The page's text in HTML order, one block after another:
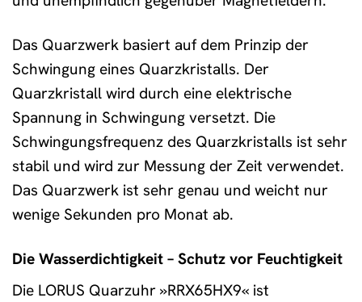
Das Quarzwerk basiert auf dem Prinzip der
Schwingung eines Quarzkristalls. Der
Quarzkristall wird durch eine elektrische
Spannung in Schwingung versetzt. Die
Schwingungsfrequenz des Quarzkristalls ist sehr
stabil und wird zur Messung der Zeit verwendet.
Das Quarzwerk ist sehr genau und weicht nur
wenige Sekunden pro Monat ab.
Die Wasserdichtigkeit – Schutz vor Feuchtigkeit
Die LORUS Quarzuhr »RRX65HX9« ist